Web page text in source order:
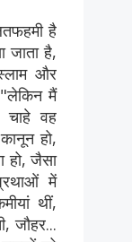
है
जाता है,
और
मैं
चाहे वह
हो,
हो, जैसा
में
थीं,
जौहर...